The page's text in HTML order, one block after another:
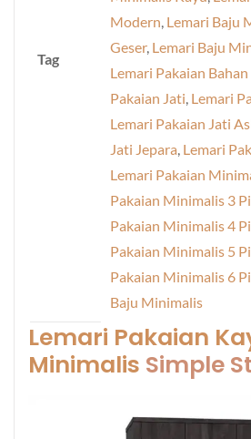
Tag
Modern Lemari Baju
Geser, Lemari Baju
Lemari Pakaian
Pakaian Jati Lemari
Lemari Pakaian Jati
Jati Jepara Lemari
Lemari Pakaian
Pakaian Minimalis 3
Pakaian Minimalis 4
Pakaian Minimalis 5
Pakaian Minimalis 6
Baju Minimalis
Lemari Pakaian
Minimalis Simple